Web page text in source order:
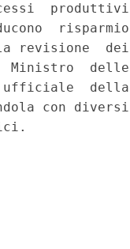
produttivi
risparmio
revisione  dei
Ministro  delle
ufficiale  della
con diversi